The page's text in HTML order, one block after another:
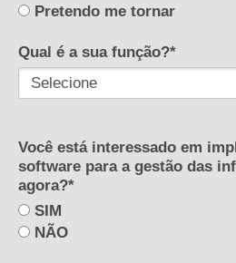
Pretendo me tornar
Qual é a sua função?*
Você está interessado em
software para a gestão das
agora?*
SIM
NÃO